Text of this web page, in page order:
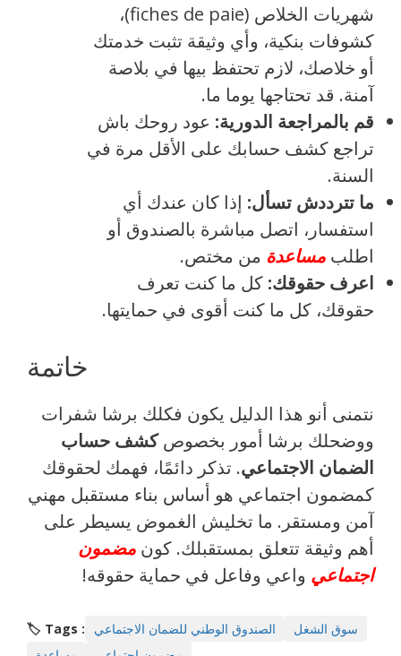
شهريات الخلاص (fiches de paie)،
كشوفات بنكية، وأي وثيقة تثبت خدمتك
أو خلاصك، لازم تحتفظ بيها في بلاصة
آمنة. قد تحتاجها يوما ما.
قم بالمراجعة الدورية: عود روحك باش
تراجع كشف حسابك على الأقل مرة في
السنة.
ما تترددش تسأل: إذا كان عندك أي
استفسار، اتصل مباشرة بالصندوق أو
اطلب مساعدة من مختص.
اعرف حقوقك: كل ما كنت تعرف
حقوقك، كل ما كنت أقوى في حمايتها.
خاتمة
نتمنى أنو هذا الدليل يكون فكلك برشا شفرات
ووضحلك برشا أمور بخصوصكشف حساب
الضمان الاجتماعي. تذكر دائمًا، فهمك لحقوقك
كمضمون اجتماعي هو أساس بناء مستقبل مهني
آمن ومستقر. ما تخليش الغموض يسيطر على
أهم وثيقة تتعلق بمستقبلك. كون مضمون
اجتماعي واعي وفاعل في حماية حقوقه!
🏷️ Tags : الصندوق الوطني للضمان الاجتماعي
سوق الشغل